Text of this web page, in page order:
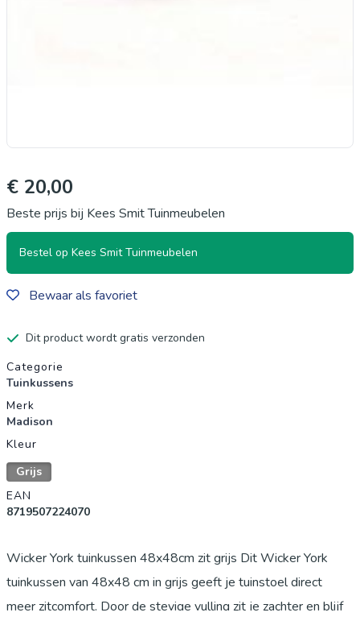
€ 20,00
Beste prijs bij Kees Smit Tuinmeubelen
Bestel op Kees Smit Tuinmeubelen
Bewaar als favoriet
Dit product wordt gratis verzonden
Productgegevens
Categorie
Tuinkussens
Merk
Madison
Kleur
Grijs
EAN
8719507224070
Wicker York tuinkussen 48x48cm zit grijs Dit Wicker York
tuinkussen van 48x48 cm in grijs geeft je tuinstoel direct
meer zitcomfort. Door de stevige vulling zit je zachter en blijf